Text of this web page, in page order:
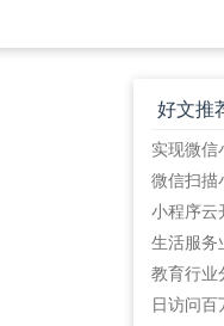
好文推
教育行业